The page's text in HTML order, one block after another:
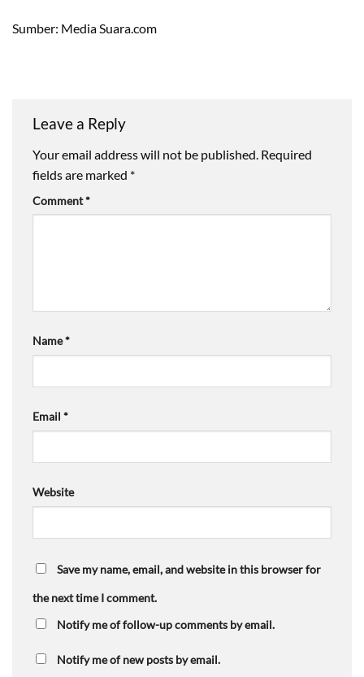
Sumber: Media Suara.com
Leave a Reply
Your email address will not be published. Required
fields are marked *
Comment*
Name*
Email *
Website
Save my name, email, and website in this browser for
the next time I comment.
Notify me of follow-up comments by email.
Notify me of new posts by email.